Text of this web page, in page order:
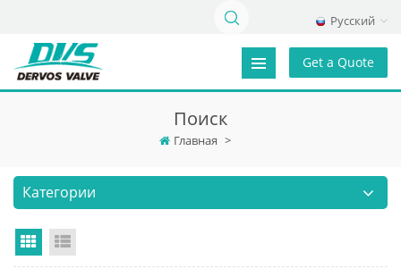
Русский
Get a Quote
Поиск
Главная >
Категории
Grid View